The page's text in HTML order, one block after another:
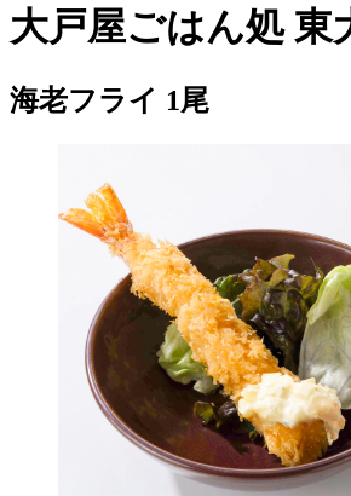
大戸屋ごはん処 東
海老フライ 1尾